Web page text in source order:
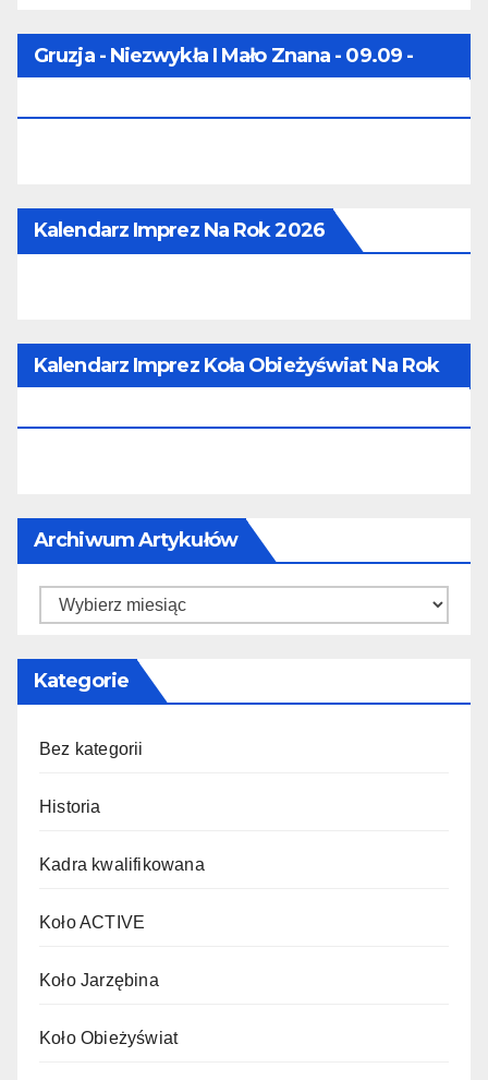
Gruzja - Niezwykła I Mało Znana - 09.09 -
Kalendarz Imprez Na Rok 2026
Kalendarz Imprez Koła Obieżyświat Na Rok
Archiwum Artykułów
Kategorie
Bez kategorii
Historia
Kadra kwalifikowana
Koło ACTIVE
Koło Jarzębina
Koło Obieżyświat